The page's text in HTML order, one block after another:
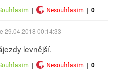
| Nesouhlasím | 0
29.04.2018 00:14:33
levnější.
| Nesouhlasím | 0